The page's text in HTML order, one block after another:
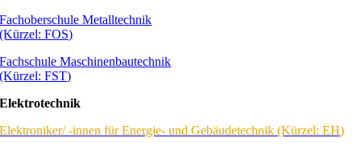
Fachoberschule Metalltechnik
(Kürzel: FOS)
Fachschule Maschinenbautechnik
(Kürzel: FST)
Elektrotechnik
Elektroniker/ -innen für Energie- und Gebäudetechnik (Kürzel: EH)